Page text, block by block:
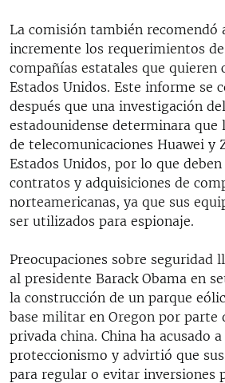
La comisión también recomendó
incremente los requerimientos
compañías estatales que quieren
Estados Unidos. Este informe se
después que una investigación
estadounidense determinara que
de telecomunicaciones Huawei y
Estados Unidos, por lo que
contratos y adquisiciones de
norteamericanas, ya que sus
ser utilizados para espionaje.
Preocupaciones sobre seguridad
al presidente Barack Obama en
la construcción de un parque
base militar en Oregon por parte
privada china. China ha acusado a
proteccionismo y advirtió que
para regular o evitar inversiones